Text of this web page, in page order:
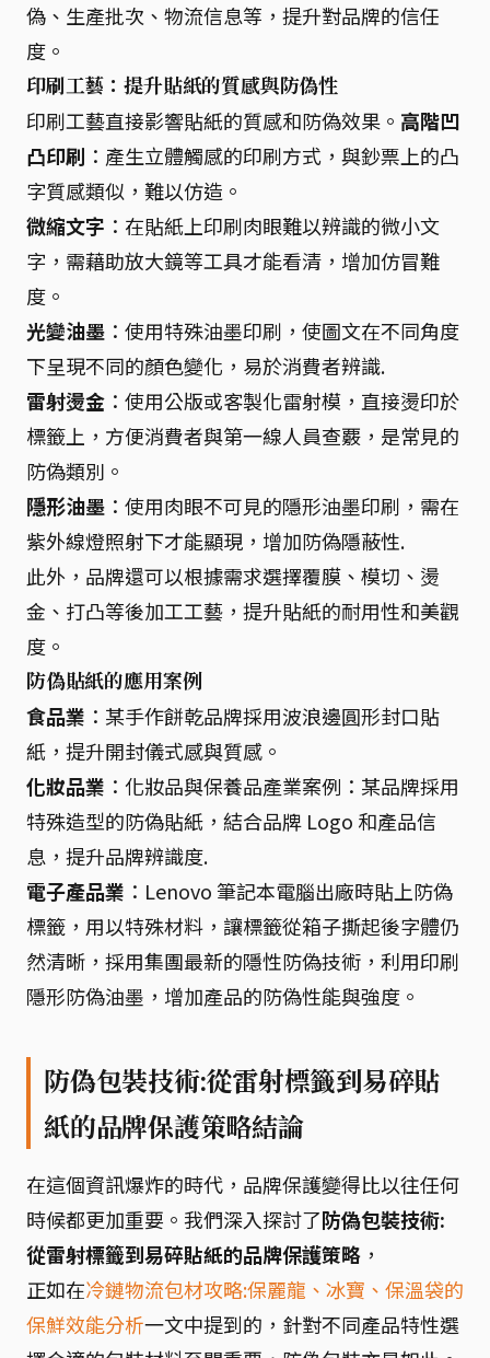
偽、生產批次、物流信息等，提升對品牌的信任
度。
印刷工藝：提升貼紙的質感與防偽性
印刷工藝直接影響貼紙的質感和防偽效果。 高階凹
凸印刷 ：產生立體觸感的印刷方式，與鈔票上的凸
字質感類似，難以仿造。
微縮文字 ：在貼紙上印刷肉眼難以辨識的微小文
字，需藉助放大鏡等工具才能看清，增加仿冒難
度。
光變油墨 ：使用特殊油墨印刷，使圖文在不同角度
下呈現不同的顏色變化，易於消費者辨識.
雷射燙金 ：使用公版或客製化雷射模，直接燙印於
標籤上，方便消費者與第一線人員查覈，是常見的
防偽類別。
隱形油墨 ：使用肉眼不可見的隱形油墨印刷，需在
紫外線燈照射下才能顯現，增加防偽隱蔽性.
此外，品牌還可以根據需求選擇覆膜、模切、燙
金、打凸等後加工工藝，提升貼紙的耐用性和美觀
度。
防偽貼紙的應用案例
食品業 ：某手作餅乾品牌採用波浪邊圓形封口貼
紙，提升開封儀式感與質感。
化妝品業 ：化妝品與保養品產業案例：某品牌採用
特殊造型的防偽貼紙，結合品牌 Logo 和產品信
息，提升品牌辨識度.
電子產品業 ：Lenovo 筆記本電腦出廠時貼上防偽
標籤，用以特殊材料，讓標籤從箱子撕起後字體仍
然清晰，採用集團最新的隱性防偽技術，利用印刷
隱形防偽油墨，增加產品的防偽性能與強度。
防偽包裝技術:從雷射標籤到易碎貼
紙的品牌保護策略結論
在這個資訊爆炸的時代，品牌保護變得比以往任何
時候都更加重要。我們深入探討了防偽包裝技術:
從雷射標籤到易碎貼紙的品牌保護策略 ，
正如在冷鏈物流包材攻略:保麗龍、冰寶、保溫袋的
保鮮效能分析一文中提到的，針對不同產品特性選